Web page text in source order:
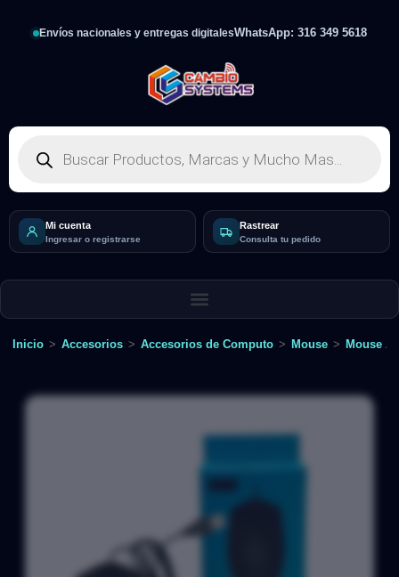
Envíos nacionales y entregas digitalesWhatsApp: 316 349 5618
Mi cuenta
Ingresar o registrarse
Rastrear
Consulta tu pedido
Inicio > Accesorios > Accesorios de Computo > Mouse > Mouse